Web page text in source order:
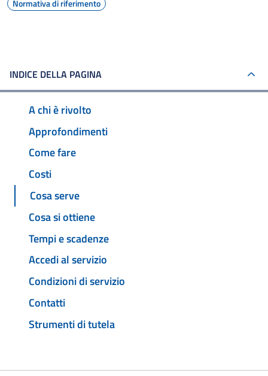
Normativa di riferimento
INDICE DELLA PAGINA
A chi è rivolto
Approfondimenti
Come fare
Costi
Cosa serve
Cosa si ottiene
Tempi e scadenze
Accedi al servizio
Condizioni di servizio
Contatti
Strumenti di tutela